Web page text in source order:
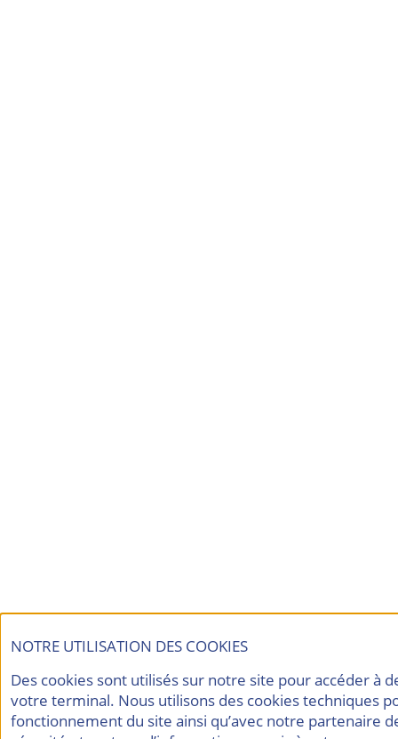
NOTRE UTILISATION DES COOKIES
Des cookies sont utilisés sur notre site pour accéder à
votre terminal. Nous utilisons des cookies techniques
fonctionnement du site ainsi qu’avec notre partenaire